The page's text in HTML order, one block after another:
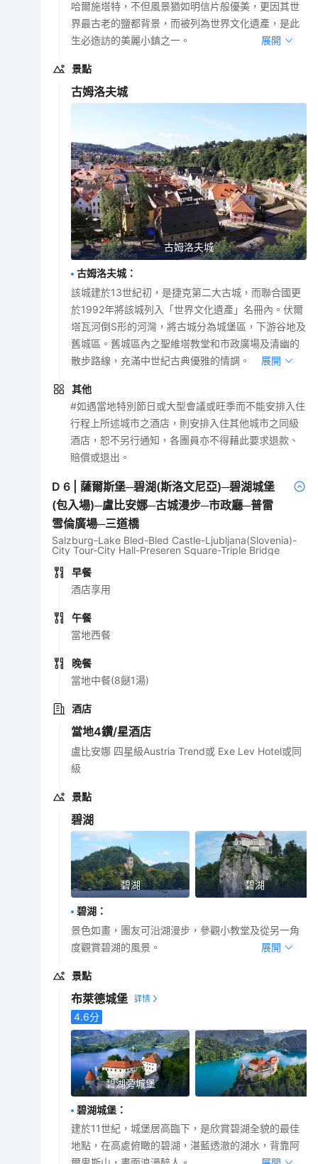
哈爾施塔特，不但風景猶如明信片般優美，更因其世
界最古老的鹽都背景，而被列為世界文化遺產，是此
生必造訪的美麗小鎮之一。
展開
景點
古姆洛夫城
古姆洛夫城
古姆洛夫城：
該城建於13世紀初，是捷克第二大古城，而聯合國更
於1992年將該城列入「世界文化遺產」名冊內。伏爾
塔瓦河倒S形的河灣，將古城分為城堡區，下游谷地及
舊城區。舊城區內之聖維塔教堂和市政廣場及清幽的
散步路線，充滿中世紀古典優雅的情調。
展開
其他
#如遇當地特別節日或大型會議或旺季而不能安排入住
行程上所述城市之酒店，則安排入住其他城市之同級
酒店，恕不另行通知，各團員亦不得藉此要求退款、
賠償或退出。
D6
薩爾斯堡─碧湖(斯洛文尼亞)─碧湖城堡
(包入場)─盧比安娜─古城漫步─市政廳─普雷
雪倫廣場─三道橋
Salzburg-Lake Bled-Bled Castle-Ljubljana(Slovenia)-
City Tour-City Hall-Preseren Square-Triple Bridge
早餐
酒店享用
午餐
當地西餐
晚餐
當地中餐(8餸1湯)
酒店
當地4鑽/星酒店
盧比安娜 四星級Austria Trend或 Exe Lev Hotel或同
級
景點
碧湖
碧湖 碧湖
碧湖 ：
景色如畫，團友可沿湖漫步，參觀小教堂及從另一角
度觀賞碧湖的風景。
展開
景點
布萊德城堡
4.6分
碧湖旁城堡
碧湖城堡 ：
建於11世紀，城堡居高臨下，是欣賞碧湖全貌的最佳
地點，在高處俯瞰的碧湖，湛藍透澈的湖水，背靠阿